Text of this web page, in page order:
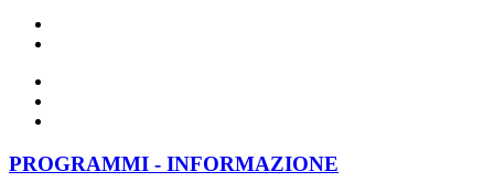
PROGRAMMI - INFORMAZIONE